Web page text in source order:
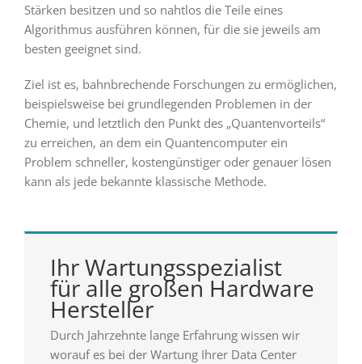
Stärken besitzen und so nahtlos die Teile eines
Algorithmus ausführen können, für die sie jeweils am
besten geeignet sind.
Ziel ist es, bahnbrechende Forschungen zu ermöglichen,
beispielsweise bei grundlegenden Problemen in der
Chemie, und letztlich den Punkt des „Quantenvorteils“
zu erreichen, an dem ein Quantencomputer ein
Problem schneller, kostengünstiger oder genauer lösen
kann als jede bekannte klassische Methode.
Ihr Wartungsspezialist
für alle großen Hardware
Hersteller
Durch Jahrzehnte lange Erfahrung wissen wir
worauf es bei der Wartung Ihrer Data Center